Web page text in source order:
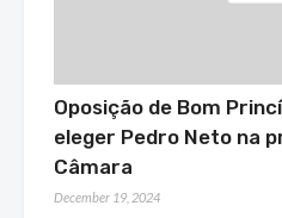
Oposição de Bom
eleger Pedro Neto na
Câmara
December 19, 2024